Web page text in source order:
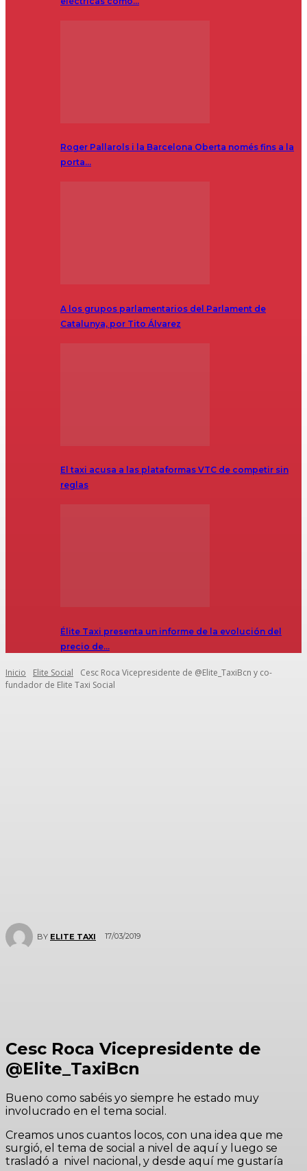
Roger Pallarols i la Barcelona Oberta només fins a la
porta…
A los grupos parlamentarios del Parlament de
Catalunya, por Tito Álvarez
El taxi acusa a las plataformas VTC de competir sin
reglas
Élite Taxi presenta un informe de la evolución del
precio de…
Inicio Elite Social
Cesc Roca Vicepresidente de @Elite_TaxiBcn y co-
fundador de Elite Taxi Social
BY ELITE TAXI 17/03/2019
Cesc Roca Vicepresidente de
@Elite_TaxiBcn
Bueno como sabéis yo siempre he estado muy
involucrado en el tema social.
Creamos unos cuantos locos, con una idea que me
surgió, el tema de social a nivel de aquí y luego se
trasladó a nivel nacional, y desde aquí me gustaría